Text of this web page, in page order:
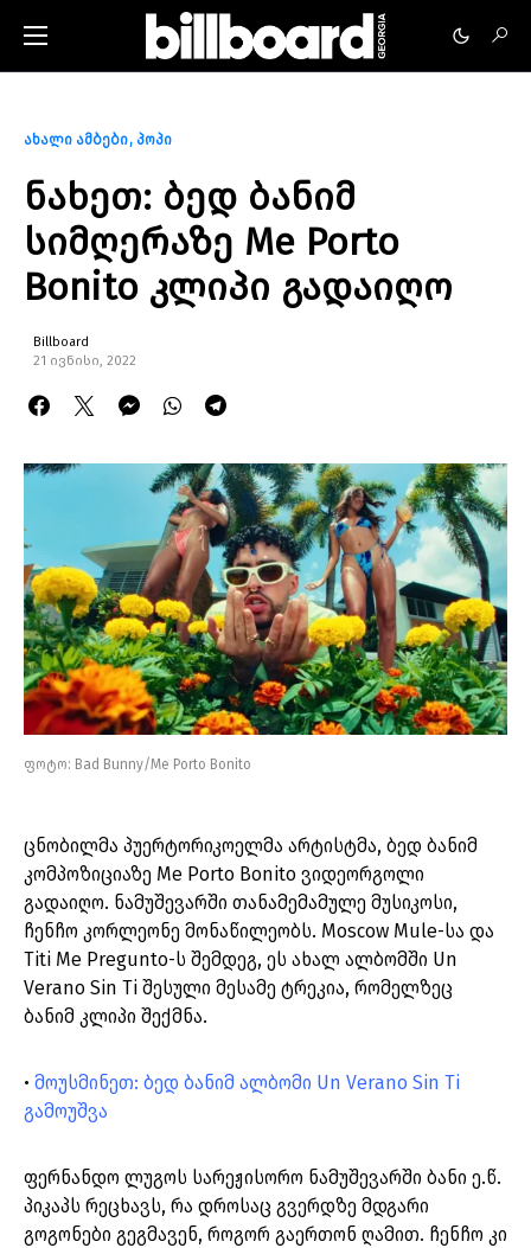
ახალი ამბები პოპი
ნახეთ: ბედ ბანიმ
სიმღერაზე Me Porto
Bonito კლიპი გადაიღო
Billboard
21 ივნისი, 2022
ფოტო: Bad Bunny/Me Porto Bonito
ცნობილმა პუერტორიკოელმა არტისტმა, ბედ ბანიმ
კომპოზიციაზე Me Porto Bonito ვიდეორგოლი
გადაიღო. ნამუშევარში თანამემამულე მუსიკოსი,
ჩენჩო კორლეონე მონაწილეობს. Moscow Mule-სა და
Titi Me Pregunto-ს შემდეგ, ეს ახალ ალბომში Un
Verano Sin Ti შესული მესამე ტრეკია, რომელზეც
ბანიმ კლიპი შექმნა.
• მოუსმინეთ: ბედ ბანიმ ალბომი Un Verano Sin Ti
გამოუშვა
ფერნანდო ლუგოს სარეჟისორო ნამუშევარში ბანი ე.წ.
პიკაპს რეცხავს, რა დროსაც გვერდზე მდგარი
გოგონები გეგმავენ, როგორ გაერთონ ღამით. ჩენჩო კი